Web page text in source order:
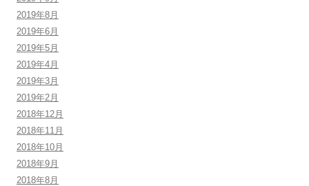
2019年8月
2019年6月
2019年5月
2019年4月
2019年3月
2019年2月
2018年12月
2018年11月
2018年10月
2018年9月
2018年8月